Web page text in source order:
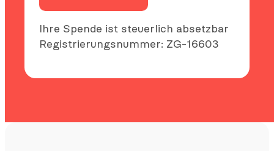
Ihre Spende ist steuerlich absetzbar
Registrierungsnummer: ZG-16603